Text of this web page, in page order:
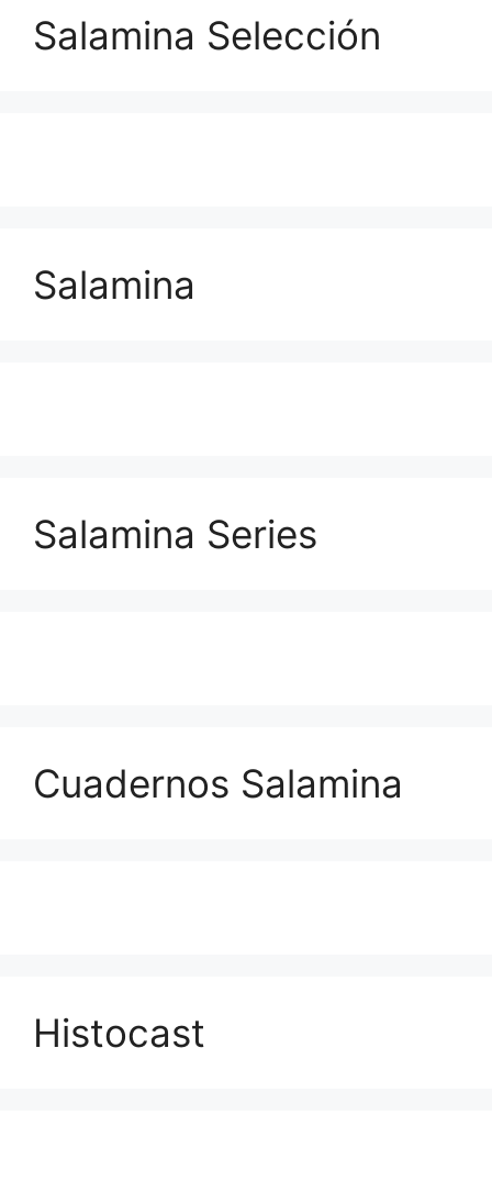
Salamina Selección
Salamina
Salamina Series
Cuadernos Salamina
Histocast